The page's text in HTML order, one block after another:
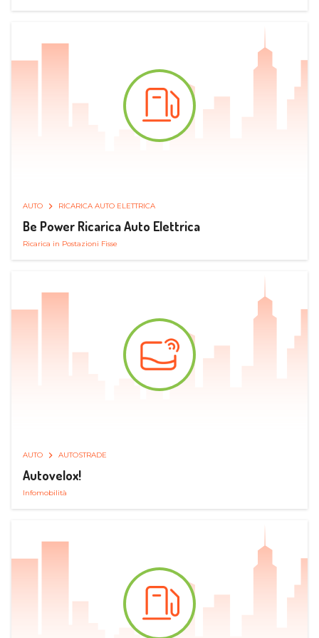
AUTO RICARICA AUTO ELETTRICA
Be Power Ricarica Auto Elettrica
Ricarica in Postazioni Fisse
AUTO AUTOSTRADE
Autovelox!
Infomobilità